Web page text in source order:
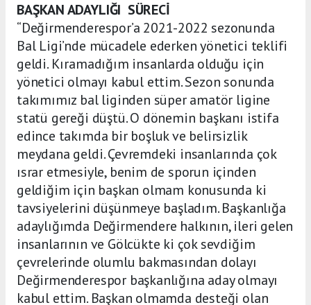
BAŞKAN ADAYLIĞI SÜRECİ
“Değirmenderespor’a 2021-2022 sezonunda
Bal Ligi’nde mücadele ederken yönetici teklifi
geldi. Kıramadığım insanlarda olduğu için
yönetici olmayı kabul ettim. Sezon sonunda
takımımız bal liginden süper amatör ligine
statü gereği düştü. O dönemin başkanı istifa
edince takımda bir boşluk ve belirsizlik
meydana geldi. Çevremdeki insanlarında çok
ısrar etmesiyle, benim de sporun içinden
geldiğim için başkan olmam konusunda ki
tavsiyelerini düşünmeye başladım. Başkanlığa
adaylığımda Değirmendere halkının, ileri gelen
insanlarının ve Gölcükte ki çok sevdiğim
çevrelerinde olumlu bakmasından dolayı
Değirmenderespor başkanlığına aday olmayı
kabul ettim. Başkan olmamda desteği olan